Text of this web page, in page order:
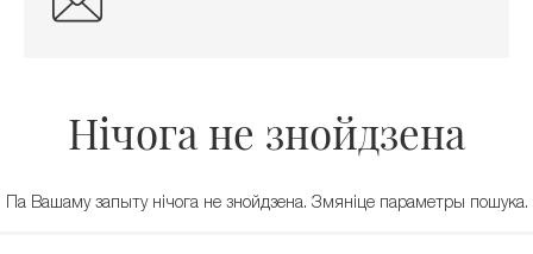
Нічога не знойдзена
Па Вашаму запыту нічога не знойдзена. Змяніце параметры пошука.